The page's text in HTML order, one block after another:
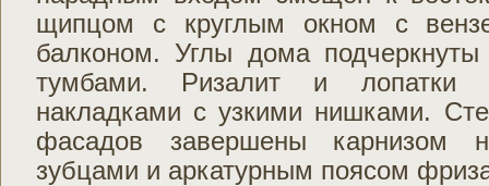
щипцом с круглым окном с
балконом. Углы дома
тумбами. Ризалит и лопатки
накладками с узкими нишками.
фасадов завершены карнизом
зубцами и аркатурным поясом